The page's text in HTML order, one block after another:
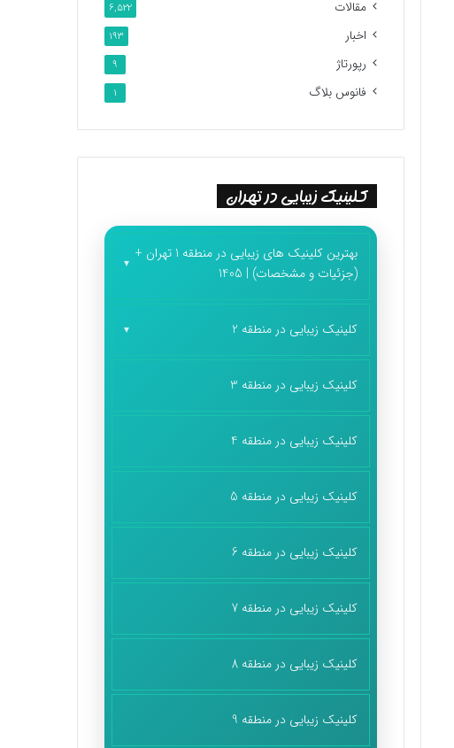
مقالات 6,522
اخبار 193
رپورتاژ 9
فانوس بلاگ 1
کلینیک زیبایی در تهران
بهترین کلینیک های زیبایی در منطقه 1 تهران +
(جزئیات و مشخصات) | 1405
کلینیک زیبایی در منطقه 2
کلینیک زیبایی در منطقه 3
کلینیک زیبایی در منطقه 4
کلینیک زیبایی در منطقه 5
کلینیک زیبایی در منطقه 6
کلینیک زیبایی در منطقه 7
کلینیک زیبایی در منطقه 8
کلینیک زیبایی در منطقه 9